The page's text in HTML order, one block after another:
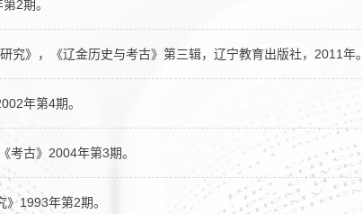
2期。
》，《辽金历史与考古》第三辑，辽宁教育出版社，2011年。
年第4期。
考古》2004年第3期。
1993年第2期。